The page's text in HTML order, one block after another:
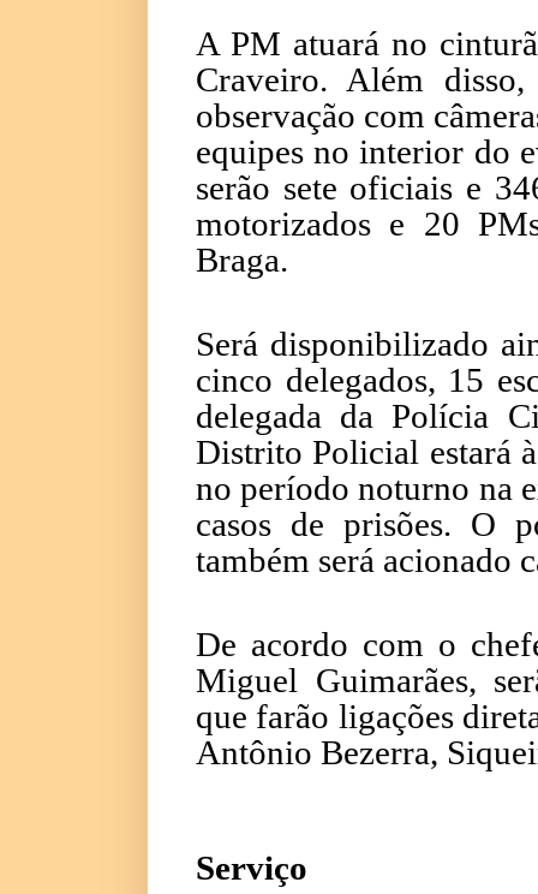
A PM atuará no
Craveiro. Além
observação com
equipes no interior do
serão sete oficiais e
motorizados e 20
Braga.
Será disponibilizado
cinco delegados, 15
delegada da Polícia
Distrito Policial estará
no período noturno na
casos de prisões. O
também será acionado
De acordo com o
Miguel Guimarães,
que farão ligações
Antônio Bezerra,
Serviço